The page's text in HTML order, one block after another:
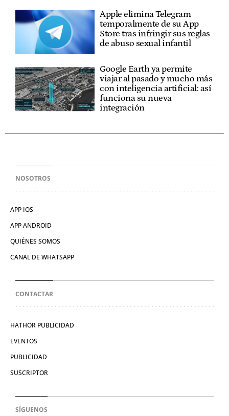
Apple elimina Telegram
temporalmente de su App
Store tras infringir sus reglas
de abuso sexual infantil
Google Earth ya permite
viajar al pasado y mucho más
con inteligencia artificial: así
funciona su nueva
integración
NOSOTROS
APP IOS
APP ANDROID
QUIÉNES SOMOS
CANAL DE WHATSAPP
CONTACTAR
HATHOR PUBLICIDAD
EVENTOS
PUBLICIDAD
SUSCRIPTOR
SÍGUENOS